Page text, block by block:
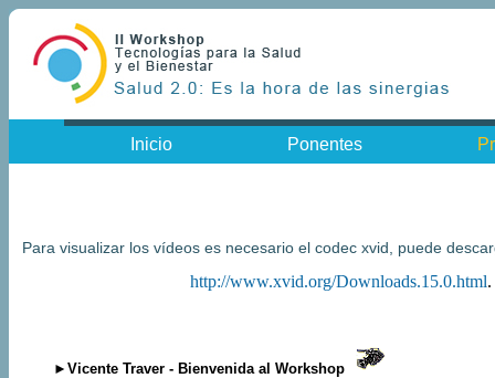
Inicio Ponentes
Para visualizar los vídeos es necesario el codec xvid, puede
http://www.xvid.org/Downloads.15.0.html.
►Vicente Traver - Bienvenida al Workshop